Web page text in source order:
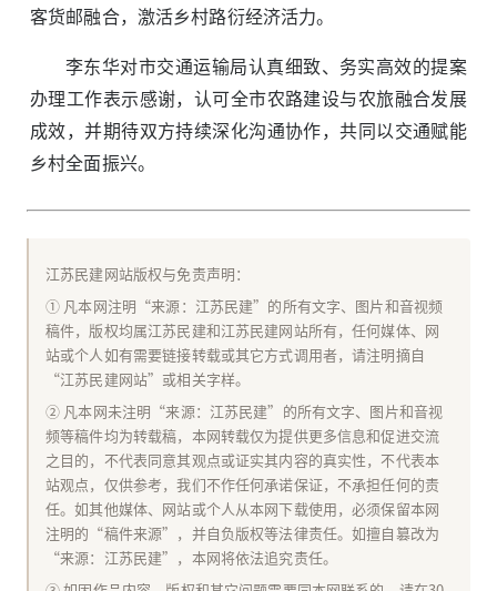
客货邮融合，激活乡村路衍经济活力。
李东华对市交通运输局认真细致、务实高效的提案
办理工作表示感谢，认可全市农路建设与农旅融合发展
成效，并期待双方持续深化沟通协作，共同以交通赋能
乡村全面振兴。
江苏民建网站版权与免责声明：
① 凡本网注明“来源：江苏民建”的所有文字、图片和音视频
稿件，版权均属江苏民建和江苏民建网站所有，任何媒体、网
站或个人如有需要链接转载或其它方式调用者，请注明摘自
“江苏民建网站”或相关字样。
② 凡本网未注明“来源：江苏民建”的所有文字、图片和音视
频等稿件均为转载稿，本网转载仅为提供更多信息和促进交流
之目的，不代表同意其观点或证实其内容的真实性，不代表本
站观点，仅供参考，我们不作任何承诺保证，不承担任何的责
任。如其他媒体、网站或个人从本网下载使用，必须保留本网
注明的“稿件来源”，并自负版权等法律责任。如擅自篡改为
“来源：江苏民建”，本网将依法追究责任。